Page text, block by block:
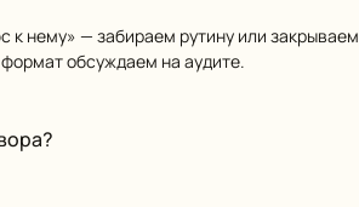
нему» — забираем рутину или закрываем
обсуждаем на аудите.